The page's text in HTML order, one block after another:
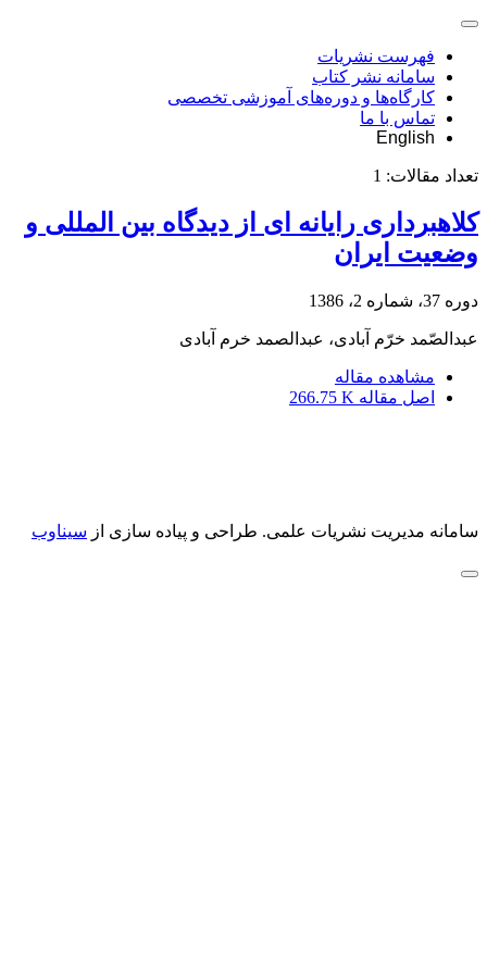
فهرست نشریات
سامانه نشر کتاب
کارگاه‌ها و دوره‌های آموزشی تخصصی
تماس با ما
English
تعداد مقالات: 1
کلاهبرداری رایانه ای از دیدگاه بین المللی و
وضعیت ایران
دوره 37، شماره 2، 1386
عبدالصّمد خرّم آبادی، عبدالصمد خرم آبادی
مشاهده مقاله
اصل مقاله 266.75 K
سامانه مدیریت نشریات علمی. طراحی و پیاده سازی از سیناوب